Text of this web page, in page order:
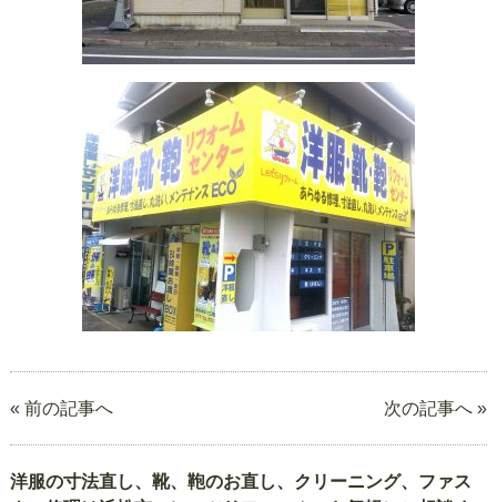
« 前の記事へ 次の記事へ »
洋服の寸法直し、靴、鞄のお直し、クリーニング、ファス